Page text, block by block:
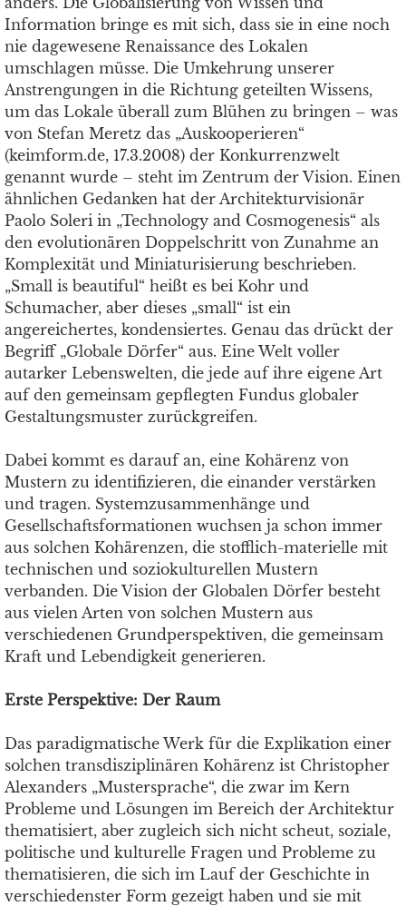
Information bringe es mit sich, dass sie in eine noch
nie dagewesene Renaissance des Lokalen
umschlagen müsse. Die Umkehrung unserer
Anstrengungen in die Richtung geteilten Wissens,
um das Lokale überall zum Blühen zu bringen – was
von Stefan Meretz das „Auskooperieren“
(keimform.de, 17.3.2008) der Konkurrenzwelt
genannt wurde – steht im Zentrum der Vision. Einen
ähnlichen Gedanken hat der Architekturvisionär
Paolo Soleri in „Technology and Cosmogenesis“ als
den evolutionären Doppelschritt von Zunahme an
Komplexität und Miniaturisierung beschrieben.
„Small is beautiful“ heißt es bei Kohr und
Schumacher, aber dieses „small“ ist ein
angereichertes, kondensiertes. Genau das drückt der
Begriff „Globale Dörfer“ aus. Eine Welt voller
autarker Lebenswelten, die jede auf ihre eigene Art
auf den gemeinsam gepflegten Fundus globaler
Gestaltungsmuster zurückgreifen.
Dabei kommt es darauf an, eine Kohärenz von
Mustern zu identifizieren, die einander verstärken
und tragen. Systemzusammenhänge und
Gesellschaftsformationen wuchsen ja schon immer
aus solchen Kohärenzen, die stofflich-materielle mit
technischen und soziokulturellen Mustern
verbanden. Die Vision der Globalen Dörfer besteht
aus vielen Arten von solchen Mustern aus
verschiedenen Grundperspektiven, die gemeinsam
Kraft und Lebendigkeit generieren.
Erste Perspektive: Der Raum
Das paradigmatische Werk für die Explikation einer
solchen transdisziplinären Kohärenz ist Christopher
Alexanders „Mustersprache“, die zwar im Kern
Probleme und Lösungen im Bereich der Architektur
thematisiert, aber zugleich sich nicht scheut, soziale,
politische und kulturelle Fragen und Probleme zu
thematisieren, die sich im Lauf der Geschichte in
verschiedenster Form gezeigt haben und sie mit